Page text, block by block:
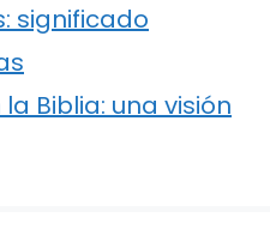
significado
Biblia: una visión